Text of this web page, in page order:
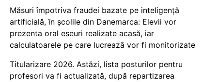
Măsuri împotriva fraudei bazate pe inteligență
artificială, în școlile din Danemarca: Elevii vor
prezenta oral eseuri realizate acasă, iar
calculatoarele pe care lucrează vor fi monitorizate
Titularizare 2026. Astăzi, lista posturilor pentru
profesori va fi actualizată, după repartizarea